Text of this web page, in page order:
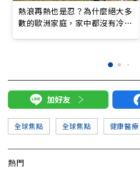
熱浪再熱也是忍？為什麼絕大多
數的歐洲家庭，家中都沒有冷
加好友
全球焦點 全球焦點 健康醫療
熱門